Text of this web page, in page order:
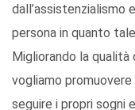
dall’assistenzialismo
persona in quanto
Migliorando la
vogliamo
seguire i propri sogni